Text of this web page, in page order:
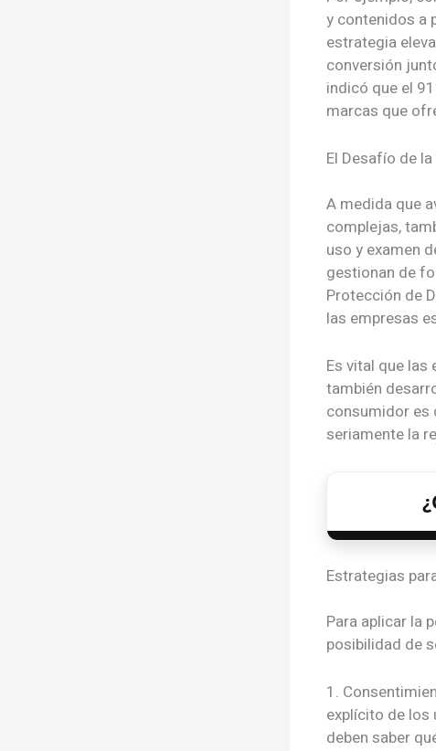
y contenidos a
estrategia
conversión
indicó que el
marcas que
El Desafío de
A medida que
complejas,
uso y examen
gestionan de
Protección de
las empresas
Es vital que
también
consumidor es
seriamente la
Estrategias
Para aplicar la
posibilidad de
1.
explícito de los
deben saber